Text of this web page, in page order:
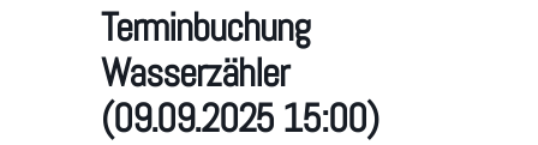
Terminbuchung
Wasserzähler
(09.09.2025 15:00)